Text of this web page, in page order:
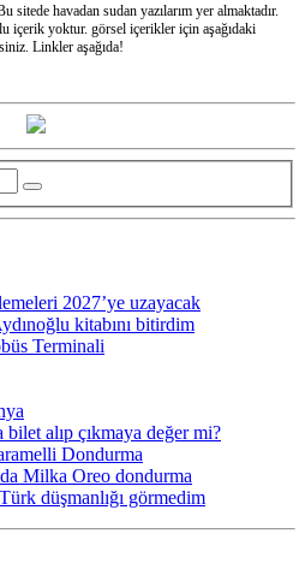
sitede havadan sudan yazılarım yer almaktadır.
içerik yoktur. görsel içerikler için aşağıdaki
Linkler aşağıda!
2027’ye uzayacak
kitabını bitirdim
Terminali
bilet alıp çıkmaya değer mi?
Dondurma
Milka Oreo dondurma
düşmanlığı görmedim